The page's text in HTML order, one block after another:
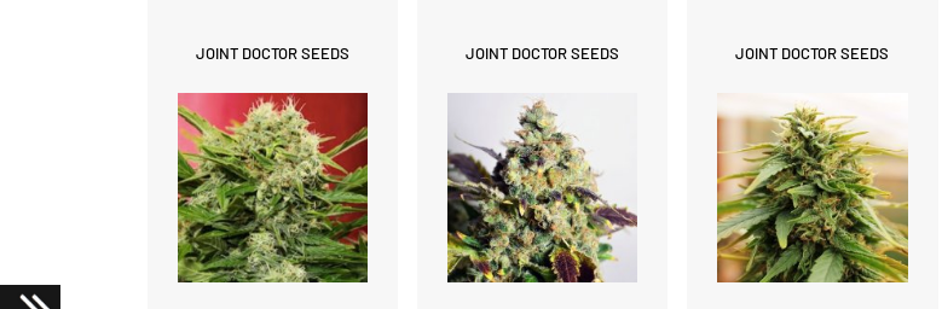
JOINT DOCTOR SEEDS JOINT DOCTOR SEEDS JOINT DOCTOR SEEDS